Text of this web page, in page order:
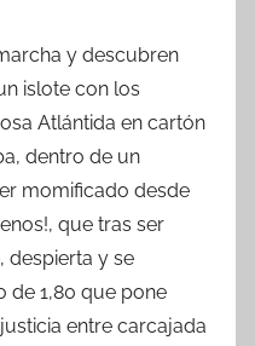
y descubren
islote con los
Atlántida en cartón
dentro de un
momificado desde
que tras ser
despierta y se
de 1,80 que pone
entre carcajada